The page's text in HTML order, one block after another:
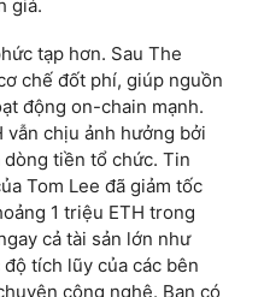
giá.
tạp hơn. Sau The
chế đốt phí, giúp nguồn
động on-chain mạnh.
vẫn chịu ảnh hưởng bởi
dòng tiền tổ chức. Tin
Tom Lee đã giảm tốc
1 triệu ETH trong
cả tài sản lớn như
tích lũy của các bên
công nghệ. Bạn có